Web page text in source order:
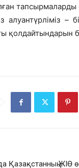
алуантүрліміз –
қолдайтындарын
Қазақстанның ЖІӨ